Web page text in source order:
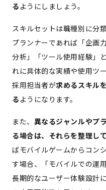
る ようにしましょう。
スキルセットは職種別に分
プランナーであれば「企画
分析」「ツール使用経験」
れに具体的な実績や使用ツ
採用担当者が求めるスキル
る ようになります。
また、 異なるジャンルやプ
る場合は、それらを整理し
ばモバイルゲームからコン
す場合、「モバイルでの運
長期的なユーザー体験設計